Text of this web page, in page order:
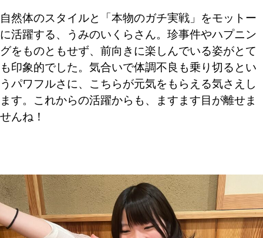
自然体のスタイルと「本物のガチ実戦」をモットー
に活躍する、うみのいくらさん。珍事件やハプニン
グをものともせず、前向きに楽しんでいる姿がとて
も印象的でした。気合いで体調不良も乗り切るとい
うパワフルさに、こちらが元気をもらえる気さえし
ます。これからの活躍からも、ますます目が離せま
せんね！